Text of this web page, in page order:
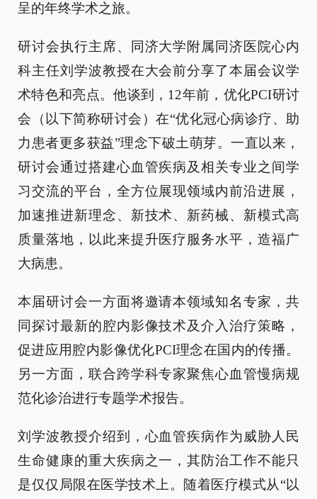
呈的年终学术之旅。
研讨会执行主席、同济大学附属同济医院心内
科主任刘学波教授在大会前分享了本届会议学
术特色和亮点。他谈到，12年前，优化PCI研讨
会（以下简称研讨会）在“优化冠心病诊疗、助
力患者更多获益”理念下破土萌芽。一直以来，
研讨会通过搭建心血管疾病及相关专业之间学
习交流的平台，全方位展现领域内前沿进展，
加速推进新理念、新技术、新药械、新模式高
质量落地，以此来提升医疗服务水平，造福广
大病患。
本届研讨会一方面将邀请本领域知名专家，共
同探讨最新的腔内影像技术及介入治疗策略，
促进应用腔内影像优化PCI理念在国内的传播。
另一方面，联合跨学科专家聚焦心血管慢病规
范化诊治进行专题学术报告。
刘学波教授介绍到，心血管疾病作为威胁人民
生命健康的重大疾病之一，其防治工作不能只
是仅仅局限在医学技术上。随着医疗模式从“以